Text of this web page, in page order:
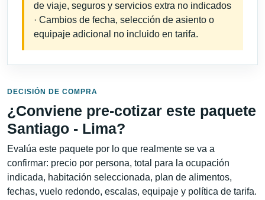
de viaje, seguros y servicios extra no indicados
· Cambios de fecha, selección de asiento o
equipaje adicional no incluido en tarifa.
DECISIÓN DE COMPRA
¿Conviene pre-cotizar este paquete
Santiago - Lima?
Evalúa este paquete por lo que realmente se va a
confirmar: precio por persona, total para la ocupación
indicada, habitación seleccionada, plan de alimentos,
fechas, vuelo redondo, escalas, equipaje y política de tarifa.